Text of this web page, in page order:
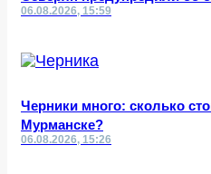
06.08.2026, 15:59
Черники много: сколько
Мурманске?
06.08.2026, 15:26